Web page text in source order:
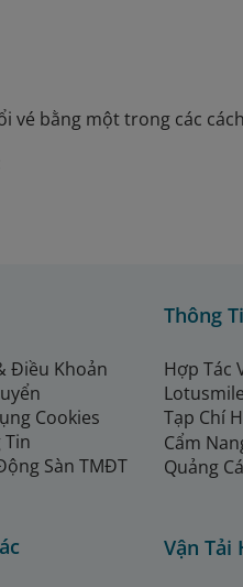
vé bằng một trong các
Điều Khoản
Cookies
Tin
Sàn TMĐT
Thông
Hợp Tác
Tạp Chí
Cẩm
Quảng
Vận Tải